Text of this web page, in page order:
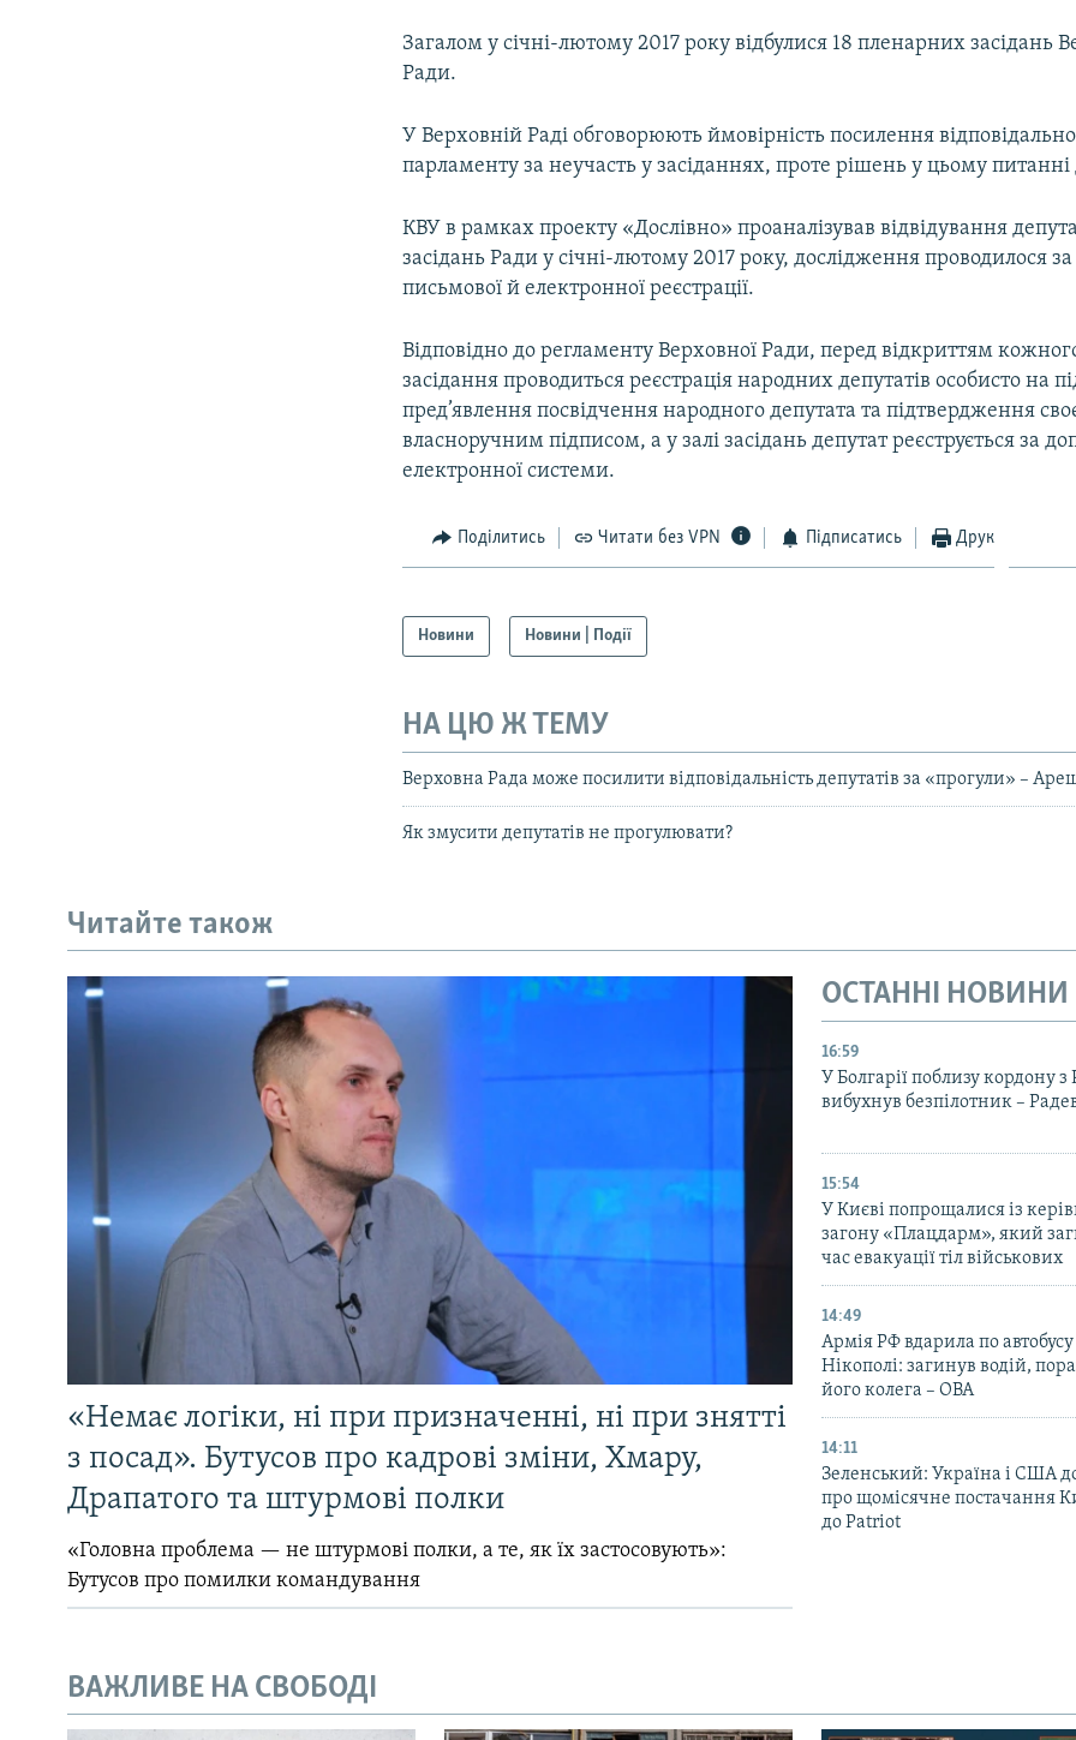
Загалом у січні-лютому 2017 року відбулися 18 пленарних засідань
Ради.
У Верховній Раді обговорюють ймовірність посилення
парламенту за неучасть у засіданнях, проте рішень у цьому питанні
КВУ в рамках проекту «Дослівно» проаналізував відвідування
засідань Ради у січні-лютому 2017 року, дослідження проводилося
письмової й електронної реєстрації.
Відповідно до регламенту Верховної Ради, перед відкриттям
засідання проводиться реєстрація народних депутатів особисто на
пред’явлення посвідчення народного депутата та підтвердження
власноручним підписом, а у залі засідань депутат реєструється за
електронної системи.
Поділитись Читати без VPN Підписатись Друк
Новини Новини | Події
НА ЦЮ Ж ТЕМУ
Верховна Рада може посилити відповідальність депутатів за «прогули» –
Як змусити депутатів не прогулювати?
Читайте також
«Немає логіки, ні при призначенні, ні при знятті
з посад». Бутусов про кадрові зміни, Хмару,
Драпатого та штурмові полки
«Головна проблема — не штурмові полки, а те, як їх застосовують»:
Бутусов про помилки командування
ОСТАННІ НОВИНИ
16:59
У Болгарії поблизу кордону
вибухнув безпілотник –
15:54
У Києві попрощалися із
загону «Плацдарм», який
час евакуації тіл військових
14:49
Армія РФ вдарила по автобусу
Нікополі: загинув водій,
його колега – ОВА
14:11
Зеленський: Україна і США
про щомісячне постачання
до Patriot
ВАЖЛИВЕ НА СВОБОДІ